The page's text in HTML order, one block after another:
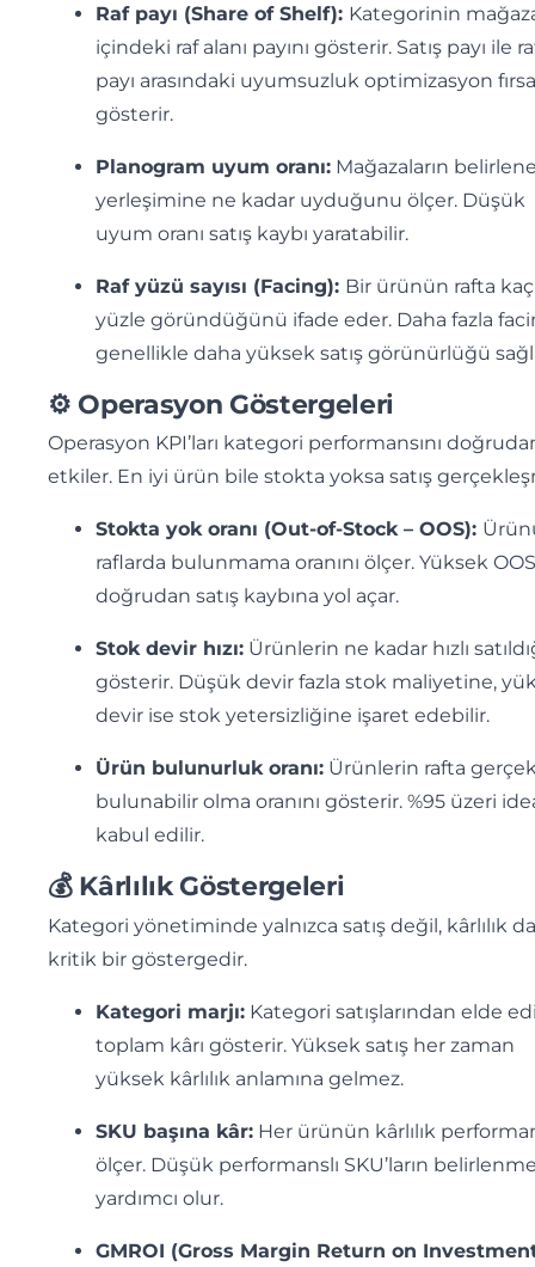
Raf payı (Share of Shelf): Kategorinin
içindeki raf alanı payını gösterir. Satış payı ile
payı arasındaki uyumsuzluk optimizasyon
gösterir.
Planogram uyum oranı: Mağazaların
yerleşimine ne kadar uyduğunu ölçer. Düşük
uyum oranı satış kaybı yaratabilir.
Raf yüzü sayısı (Facing): Bir ürünün rafta kaç
yüzle göründüğünü ifade eder. Daha fazla
genellikle daha yüksek satış görünürlüğü
⚙ Operasyon Göstergeleri
Operasyon KPI’ları kategori performansını
etkiler. En iyi ürün bile stokta yoksa satış
Stokta yok oranı (Out-of-Stock – OOS):
raflarda bulunmama oranını ölçer. Yüksek OOS
doğrudan satış kaybına yol açar.
Stok devir hızı: Ürünlerin ne kadar hızlı
gösterir. Düşük devir fazla stok maliyetine,
devir ise stok yetersizliğine işaret edebilir.
Ürün bulunurluk oranı: Ürünlerin rafta
bulunabilir olma oranını gösterir. %95 üzeri
kabul edilir.
💰 Kârlılık Göstergeleri
Kategori yönetiminde yalnızca satış değil, kârlılık da
kritik bir göstergedir.
Kategori marjı: Kategori satışlarından elde
toplam kârı gösterir. Yüksek satış her zaman
yüksek kârlılık anlamına gelmez.
SKU başına kâr: Her ürünün kârlılık
ölçer. Düşük performanslı SKU’ların
yardımcı olur.
GMROI (Gross Margin Return on